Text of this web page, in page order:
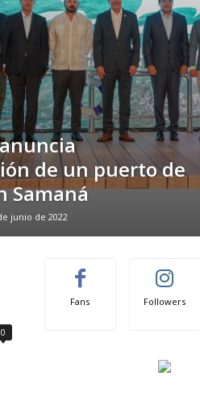
de un puerto de
Samaná
junio de 2022
0
Fans Followers